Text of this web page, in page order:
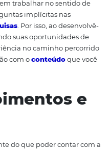
aprimorá-lo
bom
de
fundamental para que o